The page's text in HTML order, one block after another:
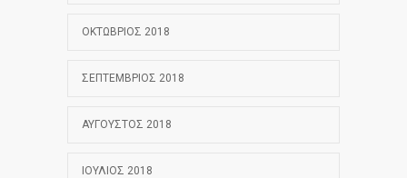
ΟΚΤΏΒΡΙΟΣ 2018
ΣΕΠΤΈΜΒΡΙΟΣ 2018
ΑΎΓΟΥΣΤΟΣ 2018
ΙΟΎΛΙΟΣ 2018